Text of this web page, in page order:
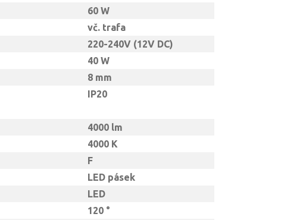
60 W
vč. trafa
220-240V (12V DC)
40 W
8 mm
IP20
4000 lm
4000 K
F
LED pásek
LED
120 °